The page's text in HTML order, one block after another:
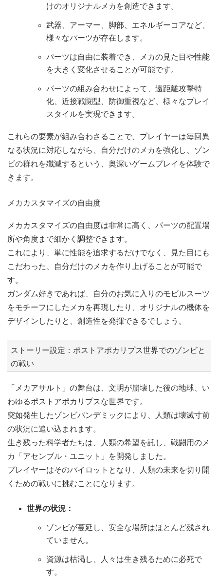
けのオリジナルメカを創造できます。
武器、アーマー、脚部、エネルギーコアなど、
様々なパーツが存在します。
パーツは自由に装着でき、メカの見た目や性能
を大きく変化させることが可能です。
パーツの組み合わせによって、遠距離攻撃特
化、近接戦闘型、防御重視など、様々なプレイ
スタイルを実現できます。
これらの要素が組み合わさることで、プレイヤーは毎回異
なる状況に対応しながら、自分だけのメカを強化し、ゾン
ビの群れを殲滅するという、奥深いゲームプレイを体験で
きます。
メカカスタマイズの自由度
メカカスタマイズの自由度は非常に高く、パーツの配置場
所や角度まで細かく調整できます。
これにより、単に性能を追求するだけでなく、見た目にも
こだわった、自分だけのメカを作り上げることが可能で
す。
ガンダム好きであれば、自分のお気に入りのモビルスーツ
をモチーフにしたメカを再現したり、オリジナルの機体を
デザインしたりと、創造性を発揮できるでしょう。
ストーリー設定：ポストアポカリプス世界でのゾンビと
の戦い
「メカアサルト」の舞台は、文明が崩壊した後の地球、い
わゆるポストアポカリプスな世界です。
突如発生したゾンビパンデミックにより、人類は壊滅寸前
の状況に追い込まれます。
生き残った科学者たちは、人類の希望を託し、戦闘用のメ
カ「アセンブル・ユニット」を開発しました。
プレイヤーはそのパイロットとなり、人類の未来を切り開
くための戦いに挑むことになります。
世界の状況：
ゾンビが蔓延し、安全な場所はほとんど残され
ていません。
資源は枯渇し、人々は生き残るために必死で
す。